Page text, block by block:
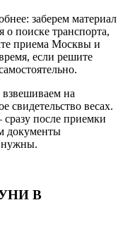
заберем материал
поиске транспорта,
приема Москвы и
если решите
на
свидетельство весах.
сразу после приемки
документы
нужны.
В